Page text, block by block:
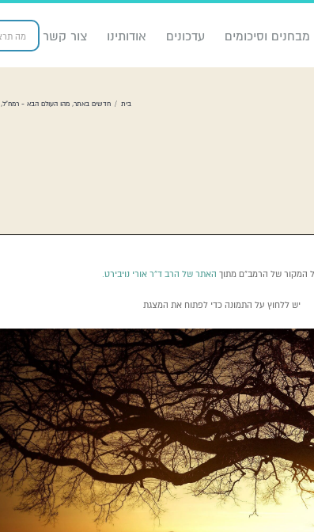
מבחנים וסיכומים עדכונים אודותינו צור קשר
בית / חדשים באתר, מהו העולם הבא - רמח"ל,
המקור של הרמב”ם מתוך האתר של הרב ד”ר אורי נויבירט.
יש ללחוץ על התמונה כדי לפתוח את המצגת